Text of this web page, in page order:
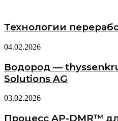
Технологии
04.02.2026
Водород —
Solutions AG
03.02.2026
Процесс AP-DMR™